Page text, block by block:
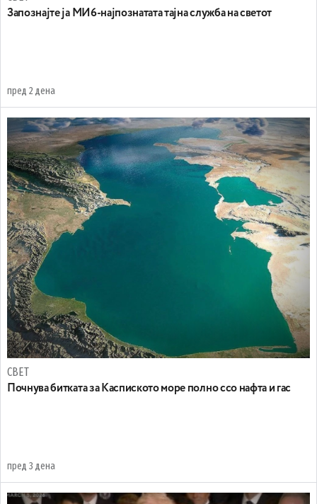
Запознајте ја МИ6-најпознатата тајна служба на светот
пред 2 дена
СВЕТ
Почнува битката за Каспиското море полно ссо нафта и гас
пред 3 дена